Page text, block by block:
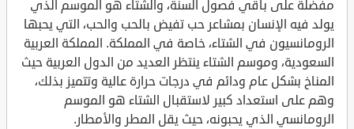
مفضلة على باقي فصول السنة، والشتاء هو الموسم الذي
يولد فيه الإنسان بمشاعر حب تفيض بالحب والحب، التي يحبها
الرومانسيون في الشتاء، خاصة في المملكة. المملكة العربية
السعودية، وموسم الشتاء ينتظر العديد من الدول العربية حيث
المناخ بشكل عام ودائم في درجات حرارة عالية وتتميز بذلك،
وهم على استعداد كبير لاستقبال الشتاء هو الموسم
الرومانسي الذي يحبونه، حيث يقل المطر والأمطار.